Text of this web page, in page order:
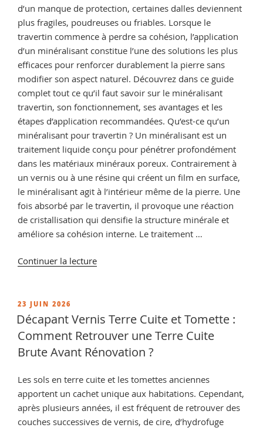
d’un manque de protection, certaines dalles deviennent
plus fragiles, poudreuses ou friables. Lorsque le
travertin commence à perdre sa cohésion, l’application
d’un minéralisant constitue l’une des solutions les plus
efficaces pour renforcer durablement la pierre sans
modifier son aspect naturel. Découvrez dans ce guide
complet tout ce qu’il faut savoir sur le minéralisant
travertin, son fonctionnement, ses avantages et les
étapes d’application recommandées. Qu’est-ce qu’un
minéralisant pour travertin ? Un minéralisant est un
traitement liquide conçu pour pénétrer profondément
dans les matériaux minéraux poreux. Contrairement à
un vernis ou à une résine qui créent un film en surface,
le minéralisant agit à l’intérieur même de la pierre. Une
fois absorbé par le travertin, il provoque une réaction
de cristallisation qui densifie la structure minérale et
améliore sa cohésion interne. Le traitement …
Continuer la lecturede
Protéger
Durablement
votre
Travertin »
PUBLIÉ
LE
23 JUIN 2026
Décapant Vernis Terre Cuite et Tomette :
Comment Retrouver une Terre Cuite
Brute Avant Rénovation ?
Les sols en terre cuite et les tomettes anciennes
apportent un cachet unique aux habitations. Cependant,
après plusieurs années, il est fréquent de retrouver des
couches successives de vernis, de cire, d’hydrofuge